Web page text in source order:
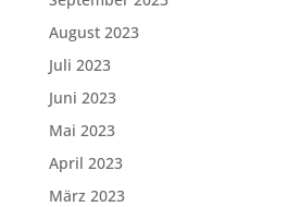
August 2023
Juli 2023
Juni 2023
Mai 2023
April 2023
März 2023